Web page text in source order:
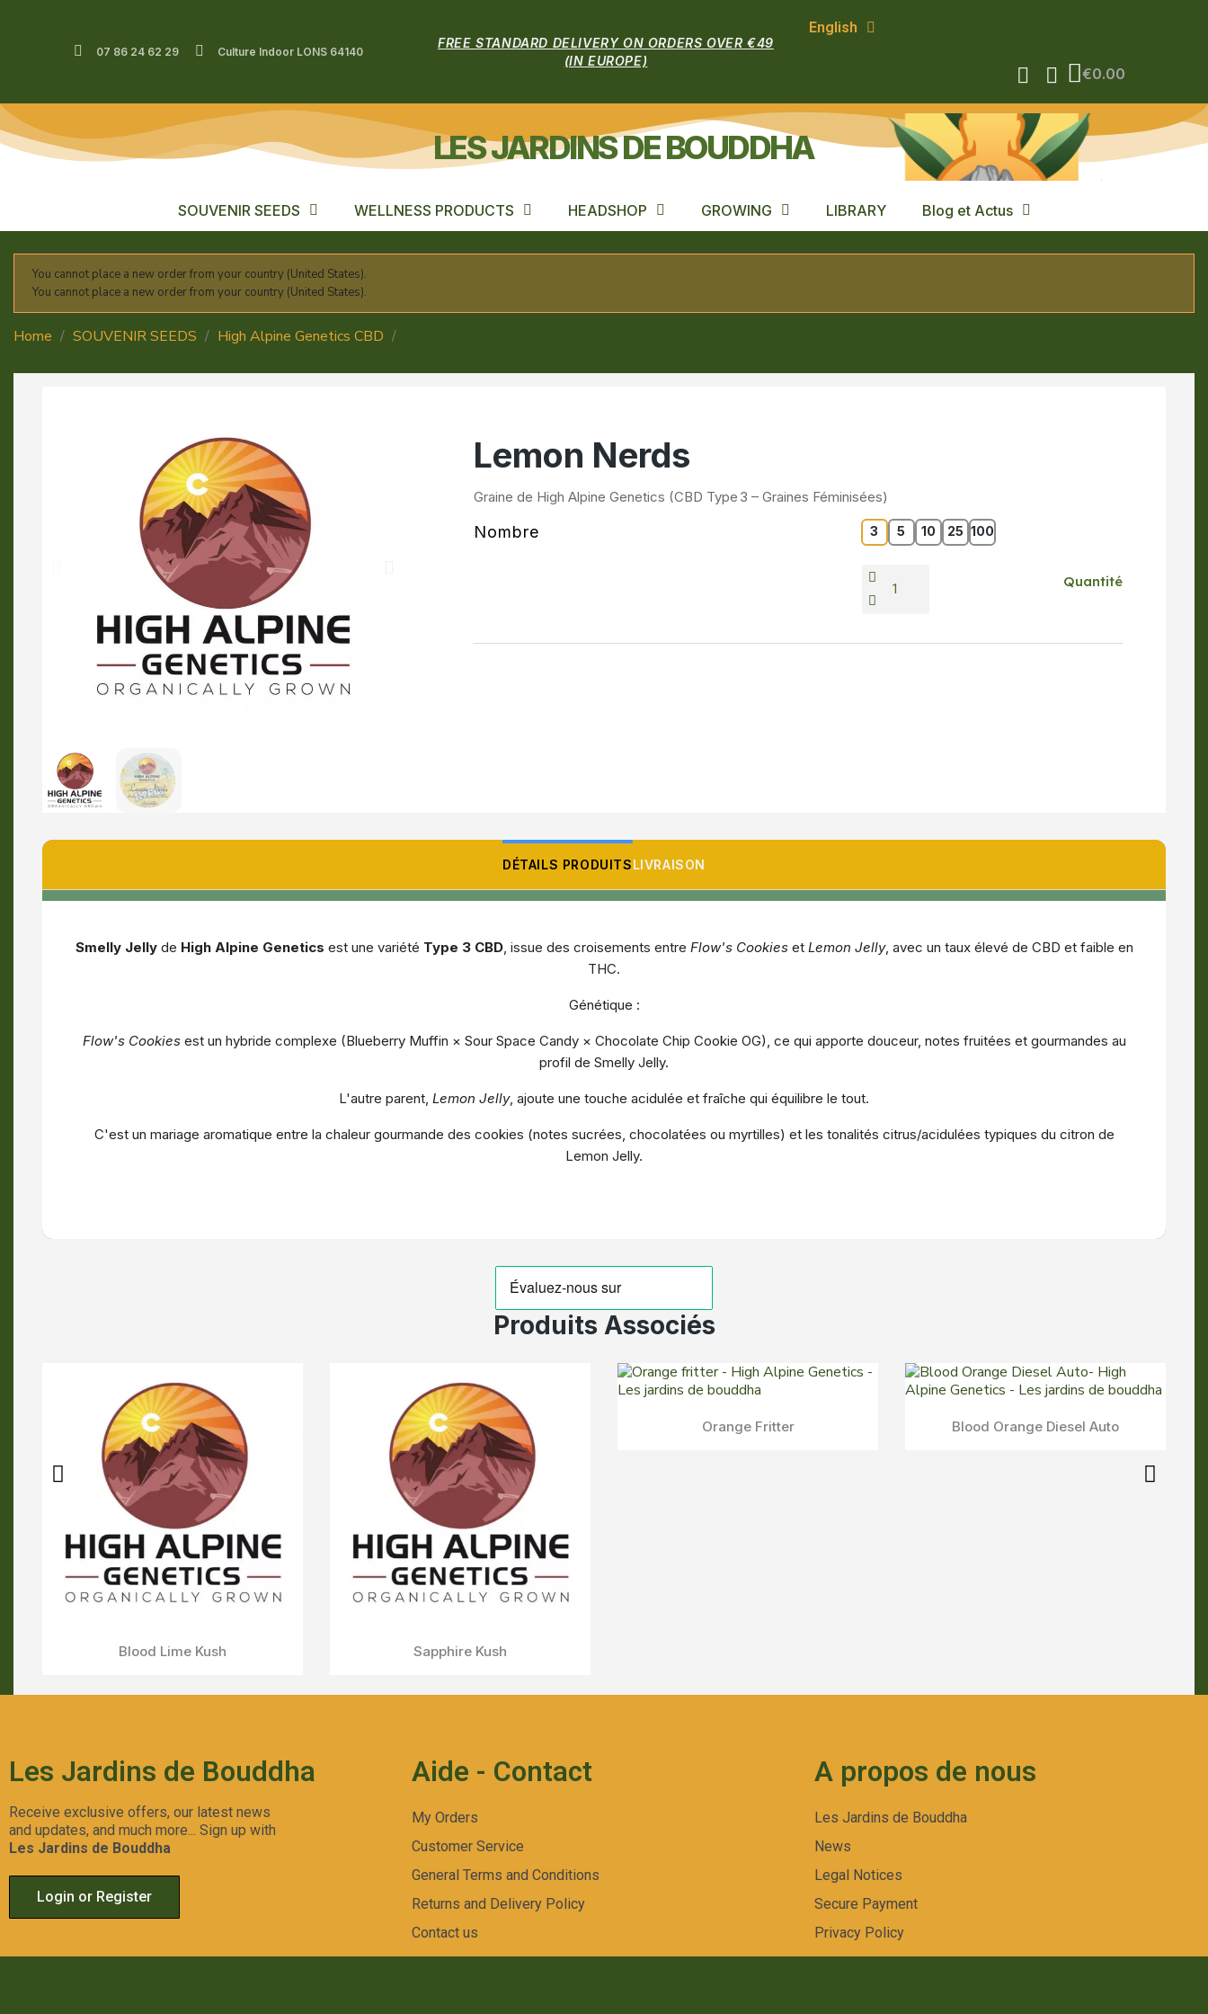
07 86 24 62 29 Culture Indoor LONS 64140
FREE STANDARD DELIVERY ON ORDERS OVER €49
(IN EUROPE)
English
€0.00
LES JARDINS DE BOUDDHA
SOUVENIR SEEDS WELLNESS PRODUCTS HEADSHOP GROWING LIBRARY Blog et Actus
You cannot place a new order from your country (United States).
You cannot place a new order from your country (United States).
Home SOUVENIR SEEDS High Alpine Genetics CBD
Lemon Nerds
Graine de High Alpine Genetics (CBD Type 3 – Graines Féminisées)
Nombre 3 5 10 25 100
Quantité
DÉTAILS PRODUITSLIVRAISON
Smelly Jellyde High Alpine Genetics est une variété Type 3 CBD, issue des croisements entre Flow's Cookieset Lemon Jelly, avec un taux élevé de CBD et faible en
THC.
Génétique :
Flow's Cookiesest un hybride complexe (Blueberry Muffin × Sour Space Candy × Chocolate Chip Cookie OG), ce qui apporte douceur, notes fruitées et gourmandes au
profil de Smelly Jelly.
L'autre parent, Lemon Jelly, ajoute une touche acidulée et fraîche qui équilibre le tout.
C'est un mariage aromatique entre la chaleur gourmande des cookies (notes sucrées, chocolatées ou myrtilles) et les tonalités citrus/acidulées typiques du citron de
Lemon Jelly.
Produits Associés
Aperçu Rapide
Payton's Strawberries Aperçu Rapide
Yak Pudding
Les Jardins de Bouddha
Receive exclusive offers, our latest news
and updates, and much more... Sign up with
Les Jardins de Bouddha
Login or Register
Aide - Contact
My Orders
Customer Service
General Terms and Conditions
Returns and Delivery Policy
Contact us
A propos de nous
Les Jardins de Bouddha
News
Legal Notices
Secure Payment
Privacy Policy